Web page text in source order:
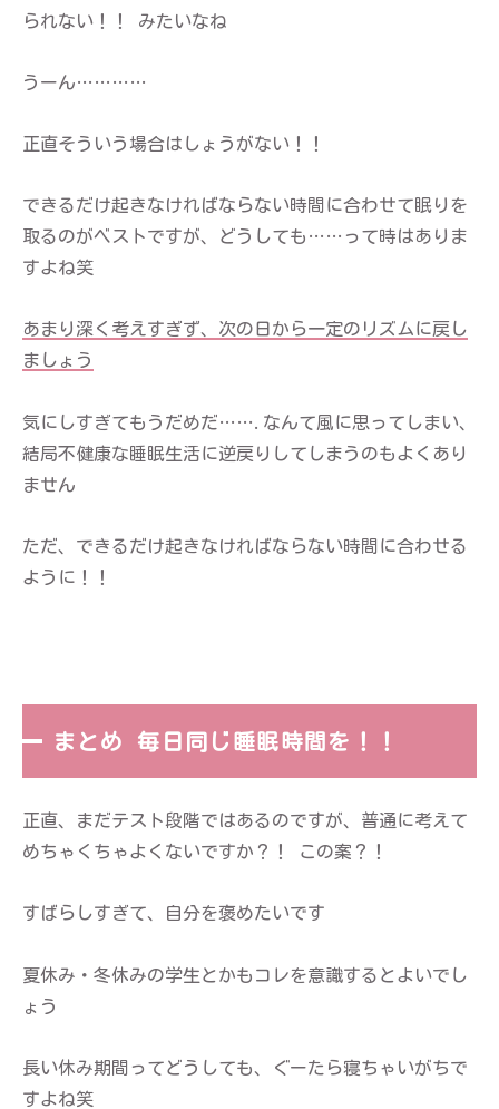
られない！！ みたいなね
うーん…………
正直そういう場合はしょうがない！！
できるだけ起きなければならない時間に合わせて眠りを
取るのがベストですが、どうしても……って時はありま
すよね笑
あまり深く考えすぎず、次の日から一定のリズムに戻し
ましょう
気にしすぎてもうだめだ…….なんて風に思ってしまい、
結局不健康な睡眠生活に逆戻りしてしまうのもよくあり
ません
ただ、できるだけ起きなければならない時間に合わせる
ように！！
まとめ 毎日同じ睡眠時間を！！
正直、まだテスト段階ではあるのですが、普通に考えて
めちゃくちゃよくないですか？！ この案？！
すばらしすぎて、自分を褒めたいです
夏休み・冬休みの学生とかもコレを意識するとよいでし
ょう
長い休み期間ってどうしても、ぐーたら寝ちゃいがちで
すよね笑